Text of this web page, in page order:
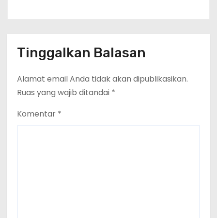
Tinggalkan Balasan
Alamat email Anda tidak akan dipublikasikan.
Ruas yang wajib ditandai *
Komentar *